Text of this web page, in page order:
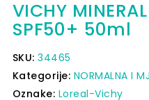
VICHY
SPF50+ 50ml
SKU:34465
Kategorije: NORMALNA I
Oznake: Loreal-Vichy